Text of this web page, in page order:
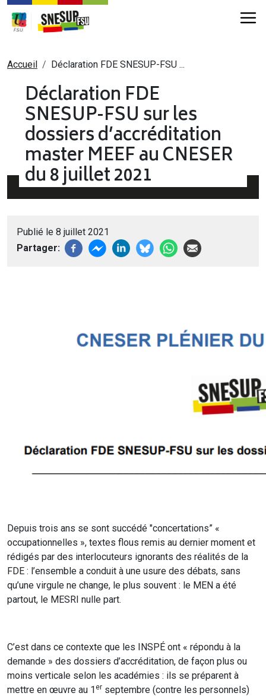
Aller au contenu principal
Fil d'Ariane
Accueil Déclaration FDE SNESUP-FSU ...
Déclaration FDE
SNESUP-FSU sur les
dossiers d’accréditation
master MEEF au CNESER
du 8 juillet 2021
Publié le 8 juillet 2021
Partager
Depuis trois ans se sont succédé "concertations” «
occupationnelles », textes flous remis au dernier moment et
rédigés par des interlocuteurs ignorants des réalités de la
FDE : l’ensemble a conduit à une usure des débats, sans
qu’une virgule ne change, le plus souvent : le MEN a été
partout, le MESRI nulle part.
C’est dans ce contexte que les INSPÉ ont « répondu à la
demande » des dossiers d’accréditation, de façon plus ou
moins verticale selon les académies : ils se préparent à
mettre en œuvre au 1 er septembre (contre les personnels)